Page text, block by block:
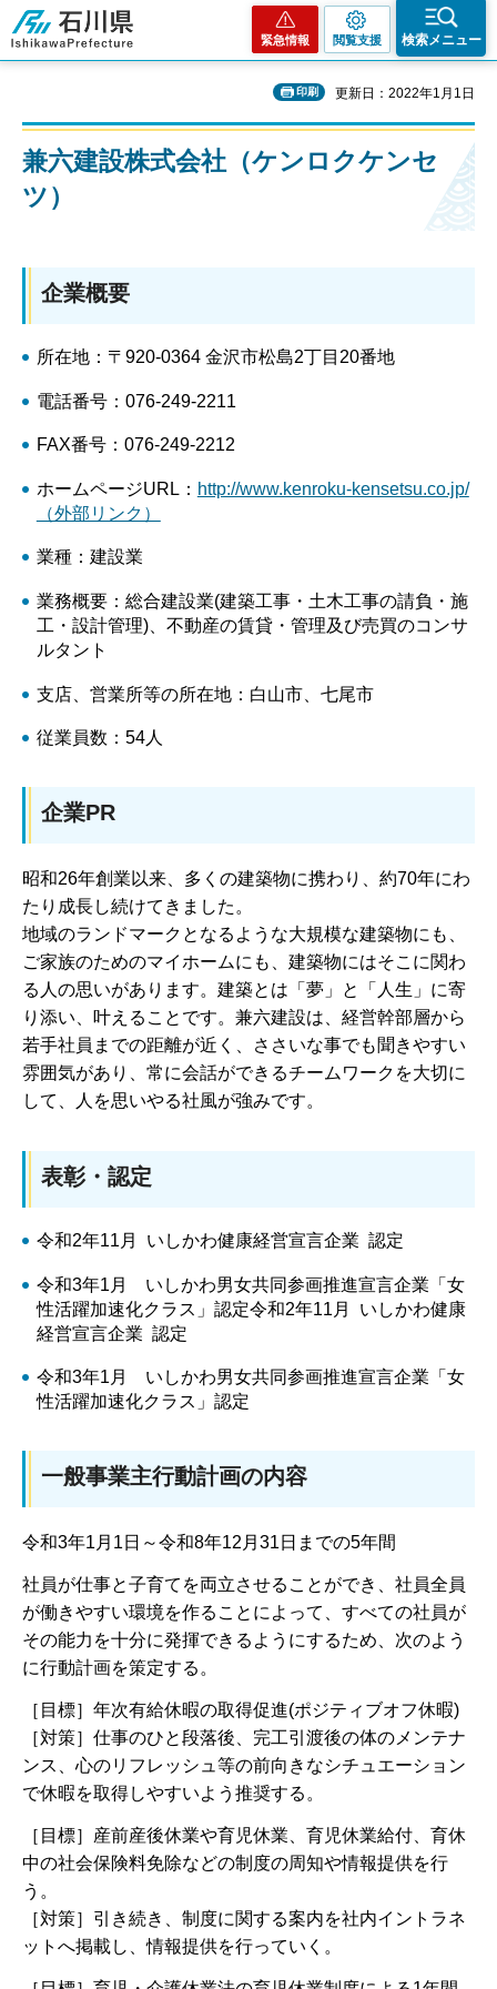
石川県
緊急情報 閲覧支援 検索メニュー
印刷 更新日：2022年1月1日
兼六建設株式会社（ケンロクケンセ
ツ）
企業概要
所在地：〒920-0364 金沢市松島2丁目20番地
電話番号：076-249-2211
FAX番号：076-249-2212
ホームページURL： http://www.kenroku-kensetsu.co.jp/
（外部リンク）
業種：建設業
業務概要：総合建設業(建築工事・土木工事の請負・施
工・設計管理)、不動産の賃貸・管理及び売買のコンサ
ルタント
支店、営業所等の所在地：白山市、七尾市
従業員数：54人
企業PR
昭和26年創業以来、多くの建築物に携わり、約70年にわ
たり成長し続けてきました。
地域のランドマークとなるような大規模な建築物にも、
ご家族のためのマイホームにも、建築物にはそこに関わ
る人の思いがあります。建築とは「夢」と「人生」に寄
り添い、叶えることです。兼六建設は、経営幹部層から
若手社員までの距離が近く、ささいな事でも聞きやすい
雰囲気があり、常に会話ができるチームワークを大切に
して、人を思いやる社風が強みです。
表彰・認定
令和2年11月 いしかわ健康経営宣言企業 認定
令和3年1月 いしかわ男女共同参画推進宣言企業「女
性活躍加速化クラス」認定令和2年11月 いしかわ健康
経営宣言企業 認定
令和3年1月 いしかわ男女共同参画推進宣言企業「女
性活躍加速化クラス」認定
一般事業主行動計画の内容
令和3年1月1日～令和8年12月31日までの5年間
社員が仕事と子育てを両立させることができ、社員全員
が働きやすい環境を作ることによって、すべての社員が
その能力を十分に発揮できるようにするため、次のよう
に行動計画を策定する。
［目標］年次有給休暇の取得促進(ポジティブオフ休暇)
［対策］仕事のひと段落後、完工引渡後の体のメンテナ
ンス、心のリフレッシュ等の前向きなシチュエーション
で休暇を取得しやすいよう推奨する。
［目標］産前産後休業や育児休業、育児休業給付、育休
中の社会保険料免除などの制度の周知や情報提供を行
う。
［対策］引き続き、制度に関する案内を社内イントラネ
ットへ掲載し、情報提供を行っていく。